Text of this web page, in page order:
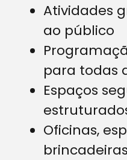
Atividades
ao público
para todas
Espaços
Oficinas,